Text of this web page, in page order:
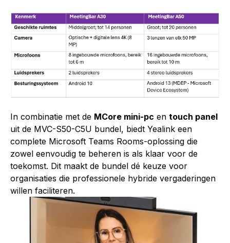
In combinatie met de MCore mini-pc en touch panel
uit de MVC-S50-C5U bundel, biedt Yealink een
complete Microsoft Teams Rooms-oplossing die
zowel eenvoudig te beheren is als klaar voor de
toekomst. Dit maakt de bundel dé keuze voor
organisaties die professionele hybride vergaderingen
willen faciliteren.